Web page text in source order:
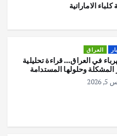
الاماراتية
العراق
في العراق… قراءة تحليلية
وحلولها المستدامة